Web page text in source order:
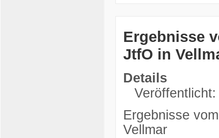
Ergebnisse
JtfO in
Details
Ergebnisse
Vellmar